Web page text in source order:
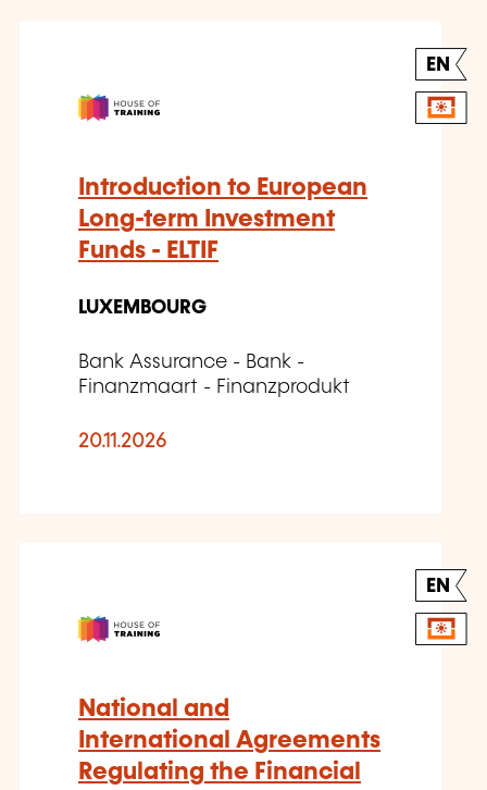
EN
Introduction to European
Long-term Investment
Funds - ELTIF
LUXEMBOURG
Bank Assurance - Bank -
Finanzmaart - Finanzprodukt
20.11.2026
EN
National and
International Agreements
Regulating the Financial